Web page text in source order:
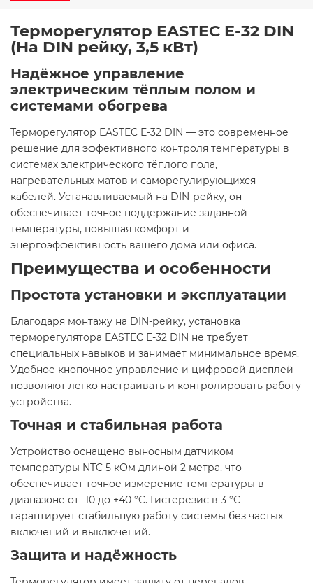
Терморегулятор EASTEC E-32 DIN
(На DIN рейку, 3,5 кВт)
Надёжное управление
электрическим тёплым полом и
системами обогрева
Терморегулятор EASTEC E-32 DIN — это современное
решение для эффективного контроля температуры в
системах электрического тёплого пола,
нагревательных матов и саморегулирующихся
кабелей. Устанавливаемый на DIN-рейку, он
обеспечивает точное поддержание заданной
температуры, повышая комфорт и
энергоэффективность вашего дома или офиса.​
Преимущества и особенности
Простота установки и эксплуатации
Благодаря монтажу на DIN-рейку, установка
терморегулятора EASTEC E-32 DIN не требует
специальных навыков и занимает минимальное время.
Удобное кнопочное управление и цифровой дисплей
позволяют легко настраивать и контролировать работу
устройства.​
Точная и стабильная работа
Устройство оснащено выносным датчиком
температуры NTC 5 кОм длиной 2 метра, что
обеспечивает точное измерение температуры в
диапазоне от -10 до +40 °C. Гистерезис в 3 °C
гарантирует стабильную работу системы без частых
включений и выключений.​
Защита и надёжность